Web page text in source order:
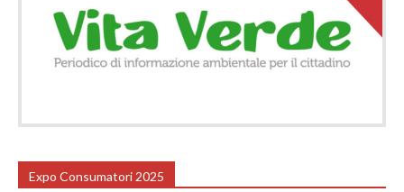
Expo Consumatori 2025